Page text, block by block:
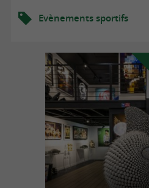
Evènements sportifs